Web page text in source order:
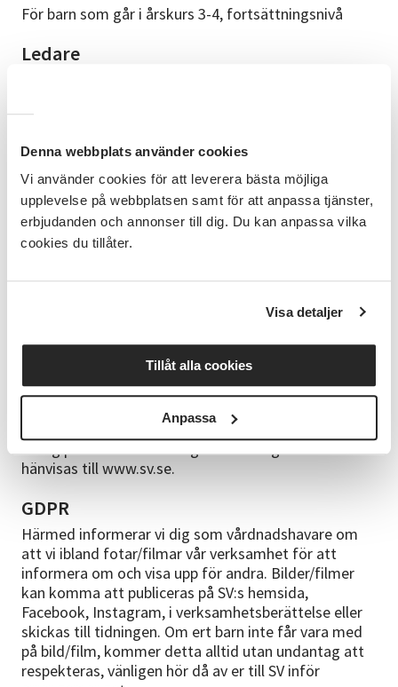
Denna webbplats använder cookies
Vi använder cookies för att leverera bästa möjliga
upplevelse på webbplatsen samt för att anpassa tjänster,
erbjudanden och annonser till dig. Du kan anpassa vilka
cookies du tillåter.
Visa detaljer
Tillåt alla cookies
Anpassa
För barn som går i årskurs 3-4, fortsättningsnivå
Ledare
Upplägg
12 gånger
Följande datum och veckor HT26 är
dansverksamheten inställd: Höstlovet vecka 44
Bra att veta
av dans- eller gymnastiksko eller barfota. Vi dansar ej
i strumpor pga halkrisken. Ta med en vattenflaska.
Anmälningsvillkor
Alla kursstarter är preliminära. Du får en kallelse till
kursen med definitivt startdatum cirka en vecka
innan kursstart. Har du uppgett en mejladress
skickas kallelsen på mejl, annars kommer den med
vanlig post. För fullständiga anmälningsvillkor
hänvisas till www.sv.se.
GDPR
Härmed informerar vi dig som vårdnadshavare om
att vi ibland fotar/filmar vår verksamhet för att
informera om och visa upp för andra. Bilder/filmer
kan komma att publiceras på SV:s hemsida,
Facebook, Instagram, i verksamhetsberättelse eller
skickas till tidningen. Om ert barn inte får vara med
på bild/film, kommer detta alltid utan undantag att
respekteras, vänligen hör då av er till SV inför